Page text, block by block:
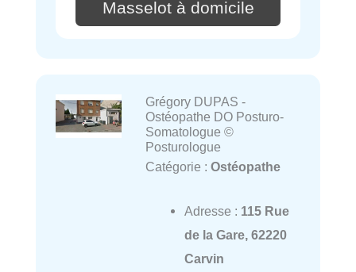
Masselot à domicile
Grégory DUPAS -
Ostéopathe DO Posturo-
Somatologue ©
Posturologue
Catégorie : Ostéopathe
Adresse : 115 Rue
de la Gare, 62220
Carvin